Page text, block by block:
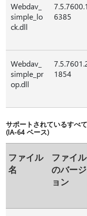
Webdav_
simple_lo
ck.dll
7.5.7600.1
6385
Webdav_
simple_pr
op.dll
1854
サポートされているすべ
(IA-64 ベース)
ファイル
名
ファイル
のバージ
ョン